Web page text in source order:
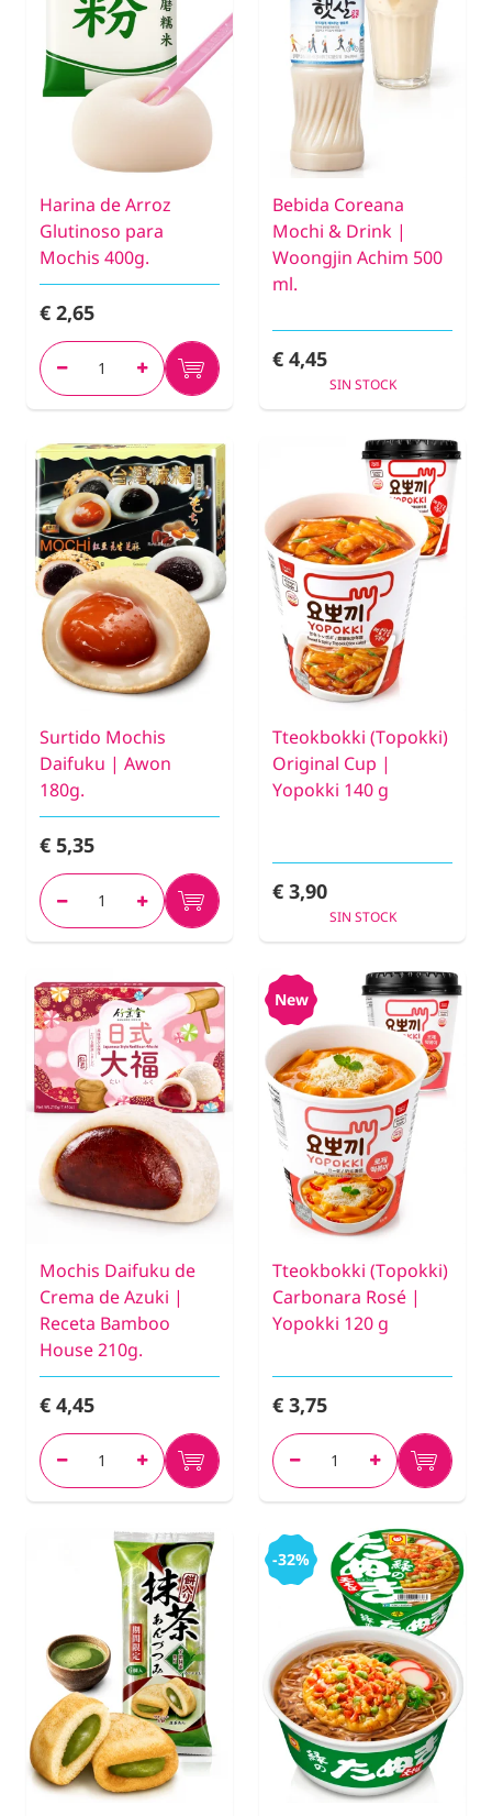
Harina de Arroz
Glutinoso para
Mochis 400g.
€ 2,65
Bebida Coreana
Mochi & Drink |
Woongjin Achim 500
ml.
€ 4,45
SIN STOCK
Surtido Mochis
Daifuku | Awon
180g.
€ 5,35
Tteokbokki (Topokki)
Original Cup |
Yopokki 140 g
€ 3,90
SIN STOCK
Mochis Daifuku de
Crema de Azuki |
Receta Bamboo
House 210g.
€ 4,45
New
Tteokbokki (Topokki)
Carbonara Rosé |
Yopokki 120 g
€ 3,75
-32%